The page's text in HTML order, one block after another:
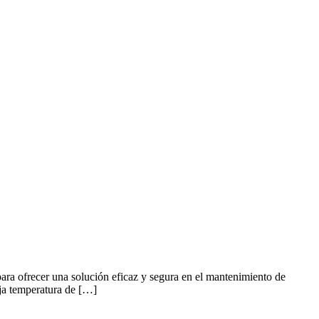
ofrecer una solución eficaz y segura en el mantenimiento de
temperatura de […]